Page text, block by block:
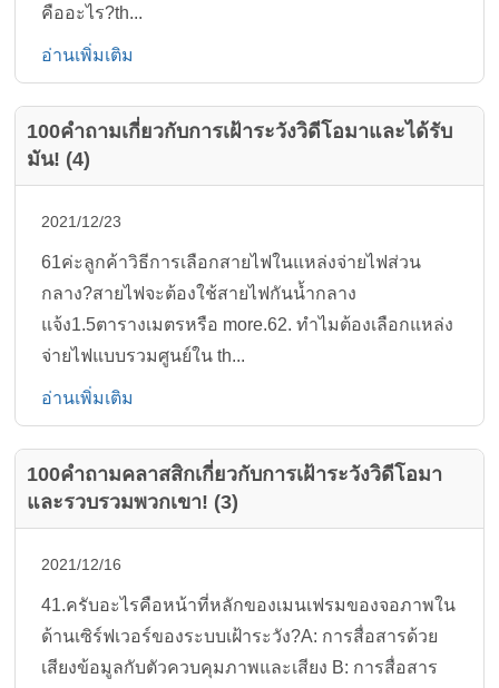
คืออะไร?th...
อ่านเพิ่มเติม
100คำถามเกี่ยวกับการเฝ้าระวังวิดีโอมาและได้รับ
มัน! (4)
2021/12/23
61ค่ะลูกค้าวิธีการเลือกสายไฟในแหล่งจ่ายไฟส่วน
กลาง?สายไฟจะต้องใช้สายไฟกันน้ำกลาง
แจ้ง1.5ตารางเมตรหรือ more.62. ทำไมต้องเลือกแหล่ง
จ่ายไฟแบบรวมศูนย์ใน th...
อ่านเพิ่มเติม
100คำถามคลาสสิกเกี่ยวกับการเฝ้าระวังวิดีโอมา
และรวบรวมพวกเขา! (3)
2021/12/16
41.ครับอะไรคือหน้าที่หลักของเมนเฟรมของจอภาพใน
ด้านเซิร์ฟเวอร์ของระบบเฝ้าระวัง?A: การสื่อสารด้วย
เสียงข้อมูลกับตัวควบคุมภาพและเสียง B: การสื่อสาร